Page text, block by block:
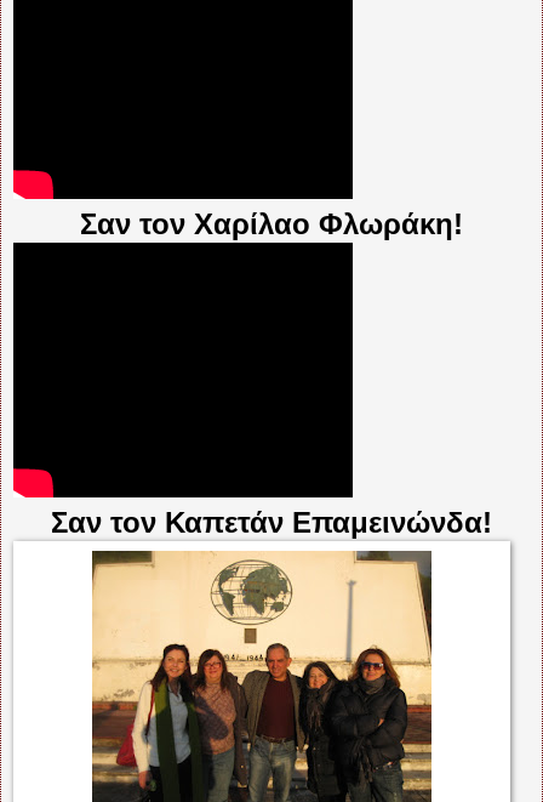
Σαν τον Χαρίλαο Φλωράκη!
Σαν τον Καπετάν Επαμεινώνδα!